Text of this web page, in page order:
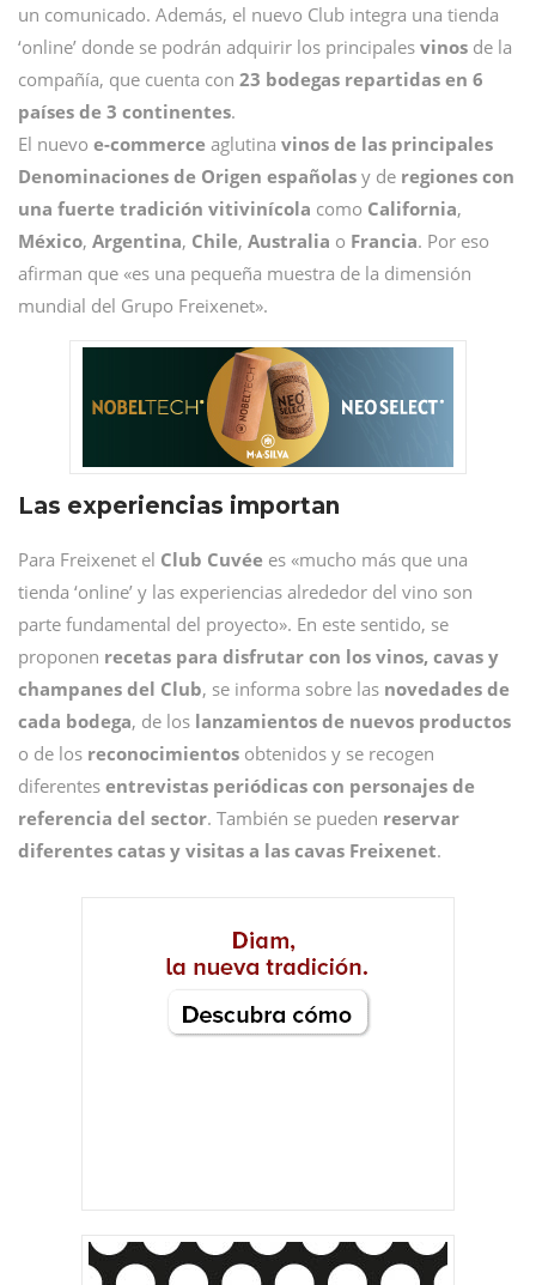
un comunicado. Además, el nuevo Club integra una tienda
‘online’ donde se podrán adquirir los principales vinos de la
compañía, que cuenta con 23 bodegas repartidas en 6
países de 3 continentes.
El nuevo e-commerce aglutina vinos de las principales
Denominaciones de Origen españolas y de regiones con
una fuerte tradición vitivinícola como California,
México, Argentina, Chile, Australia o Francia. Por eso
afirman que «es una pequeña muestra de la dimensión
mundial del Grupo Freixenet».
Las experiencias importan
Para Freixenet el Club Cuvée es «mucho más que una
tienda ‘online’ y las experiencias alrededor del vino son
parte fundamental del proyecto». En este sentido, se
proponen recetas para disfrutar con los vinos, cavas y
champanes del Club, se informa sobre las novedades de
cada bodega, de los lanzamientos de nuevos productos
o de los reconocimientos obtenidos y se recogen
diferentes entrevistas periódicas con personajes de
referencia del sector. También se pueden reservar
diferentes catas y visitas a las cavas Freixenet.